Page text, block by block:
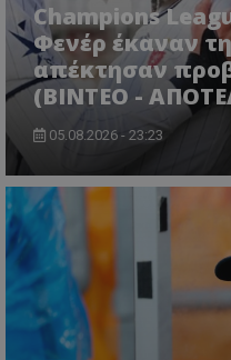
Champions
Φενέρ έκαναν
απέκτησαν
(ΒΙΝΤΕΟ -
05.08.2026 - 23:23